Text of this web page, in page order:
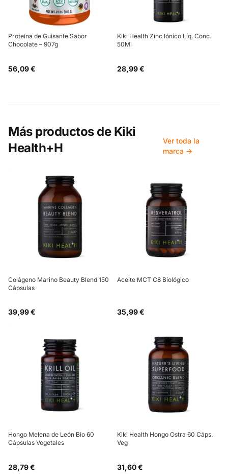
Proteína de Guisante Sabor
Chocolate – 907g
56,09 €
Kiki Health Zinc Iónico Líq. Conc.
50Ml
28,99 €
Más productos de Kiki
Health+H
Ver toda la
marca →
Colágeno Marino Beauty Blend 150
Cápsulas
39,99 €
Aceite MCT C8 Biológico
35,99 €
Hongo Melena de León Bio 60
Cápsulas Vegetales
28,79 €
Kiki Health Hongo Ostra 60 Cáps.
Veg
31,60 €